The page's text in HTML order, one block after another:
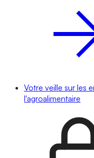
Votre veille sur les
l'agroalimentaire